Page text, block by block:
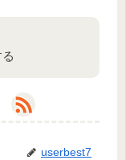
userbest7